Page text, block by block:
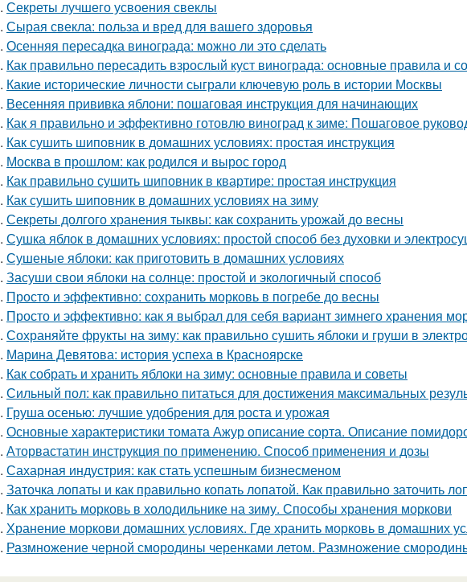
Секреты лучшего усвоения свеклы
Сырая свекла: польза и вред для вашего здоровья
Осенняя пересадка винограда: можно ли это сделать
Как правильно пересадить взрослый куст винограда: основные правила и
Какие исторические личности сыграли ключевую роль в истории Москвы
Весенняя прививка яблони: пошаговая инструкция для начинающих
Как я правильно и эффективно готовлю виноград к зиме: Пошаговое
Как сушить шиповник в домашних условиях: простая инструкция
Москва в прошлом: как родился и вырос город
Как правильно сушить шиповник в квартире: простая инструкция
Как сушить шиповник в домашних условиях на зиму
Секреты долгого хранения тыквы: как сохранить урожай до весны
Сушка яблок в домашних условиях: простой способ без духовки и
Сушеные яблоки: как приготовить в домашних условиях
Засуши свои яблоки на солнце: простой и экологичный способ
Просто и эффективно: сохранить морковь в погребе до весны
Просто и эффективно: как я выбрал для себя вариант зимнего хранения
Сохраняйте фрукты на зиму: как правильно сушить яблоки и груши в
Марина Девятова: история успеха в Красноярске
Как собрать и хранить яблоки на зиму: основные правила и советы
Сильный пол: как правильно питаться для достижения максимальных
Груша осенью: лучшие удобрения для роста и урожая
Основные характеристики томата Ажур описание сорта. Описание
Аторвастатин инструкция по применению. Способ применения и дозы
Сахарная индустрия: как стать успешным бизнесменом
Заточка лопаты и как правильно копать лопатой. Как правильно заточить
Как хранить морковь в холодильнике на зиму. Способы хранения моркови
Хранение моркови домашних условиях. Где хранить морковь в домашних
Размножение черной смородины черенками летом. Размножение